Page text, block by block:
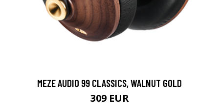
MEZE AUDIO 99 CLASSICS, WALNUT GOLD
309 EUR